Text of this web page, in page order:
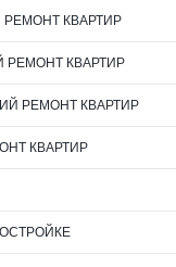
КВАРТИР
РЕМОНТ КВАРТИР
РЕМОНТ КВАРТИР
КВАРТИР